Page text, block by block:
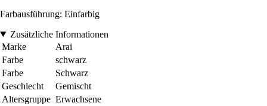
Farbausführung: Einfarbig
Zusätzliche Informationen
Marke
Arai
Farbe
schwarz
Farbe
Schwarz
Geschlecht
Gemischt
Altersgruppe Erwachsene